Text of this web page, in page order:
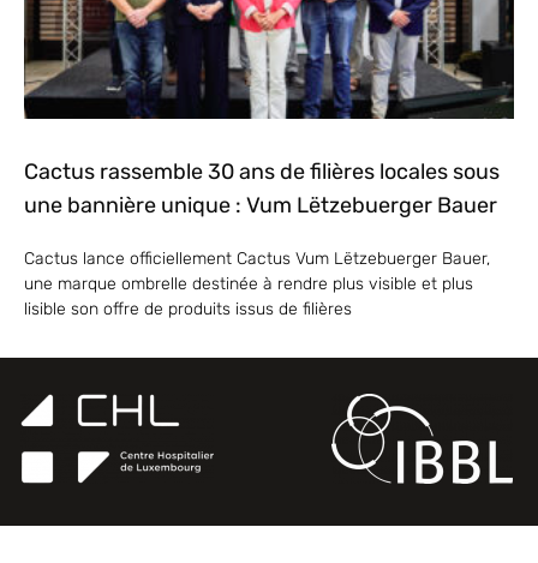
Cactus rassemble 30 ans de filières locales sous
une bannière unique : Vum Lëtzebuerger Bauer
Cactus lance officiellement Cactus Vum Lëtzebuerger Bauer,
une marque ombrelle destinée à rendre plus visible et plus
lisible son offre de produits issus de filières